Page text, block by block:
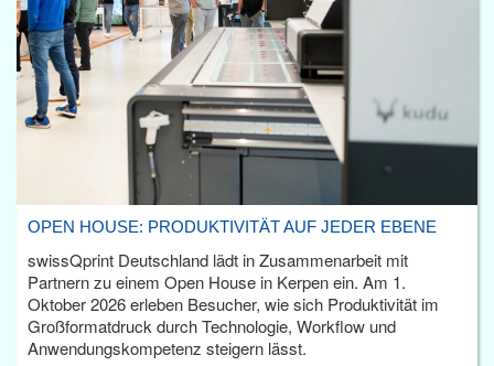
OPEN HOUSE: PRODUKTIVITÄT AUF JEDER EBENE
swissQprint Deutschland lädt in Zusammenarbeit mit
Partnern zu einem Open House in Kerpen ein. Am 1.
Oktober 2026 erleben Besucher, wie sich Produktivität im
Großformatdruck durch Technologie, Workflow und
Anwendungskompetenz steigern lässt.